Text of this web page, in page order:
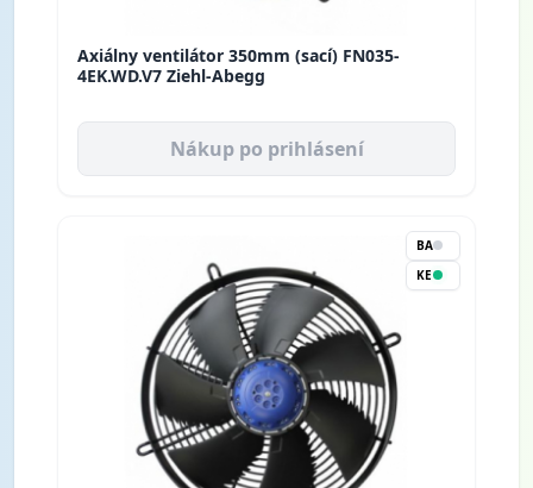
Axiálny ventilátor 350mm (sací) FN035-
4EK.WD.V7 Ziehl-Abegg
Nákup po prihlásení
BA
KE